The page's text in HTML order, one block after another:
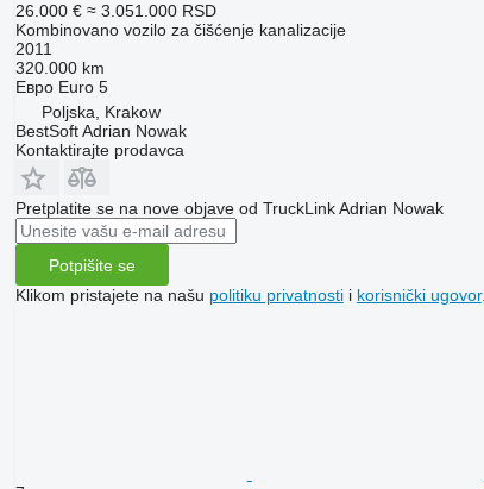
26.000 € ≈ 3.051.000 RSD
Kombinovano vozilo za čišćenje kanalizacije
2011
320.000 km
Евро Euro 5
Poljska, Krakow
BestSoft Adrian Nowak
Kontaktirajte prodavca
Pretplatite se na nove objave od TruckLink Adrian Nowak
Potpišite se
Klikom pristajete na našu politiku privatnostii korisnički ugovor.